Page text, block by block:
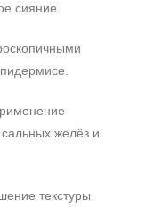
сияние.
желёз и
текстуры